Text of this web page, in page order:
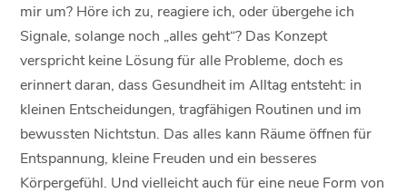
mir um? Höre ich zu, reagiere ich, oder übergehe ich
Signale, solange noch „alles geht“? Das Konzept
verspricht keine Lösung für alle Probleme, doch es
erinnert daran, dass Gesundheit im Alltag entsteht: in
kleinen Entscheidungen, tragfähigen Routinen und im
bewussten Nichtstun. Das alles kann Räume öffnen für
Entspannung, kleine Freuden und ein besseres
Körpergefühl. Und vielleicht auch für eine neue Form von